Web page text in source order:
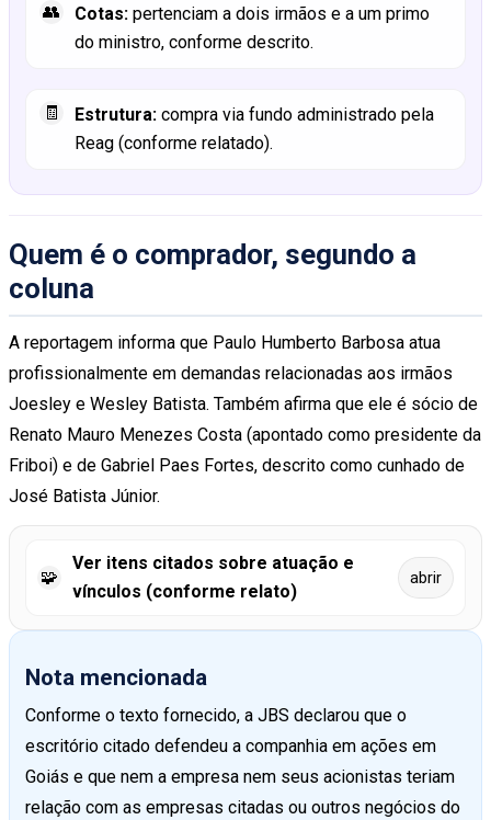
👥 Cotas: pertenciam a dois irmãos e a um primo
do ministro, conforme descrito.
🧾 Estrutura: compra via fundo administrado pela
Reag (conforme relatado).
Quem é o comprador, segundo a
coluna
A reportagem informa que Paulo Humberto Barbosa atua
profissionalmente em demandas relacionadas aos irmãos
Joesley e Wesley Batista. Também afirma que ele é sócio de
Renato Mauro Menezes Costa (apontado como presidente da
Friboi) e de Gabriel Paes Fortes, descrito como cunhado de
José Batista Júnior.
🧩
Ver itens citados sobre atuação e
vínculos (conforme relato)
abrir
Nota mencionada
Conforme o texto fornecido, a JBS declarou que o
escritório citado defendeu a companhia em ações em
Goiás e que nem a empresa nem seus acionistas teriam
relação com as empresas citadas ou outros negócios do